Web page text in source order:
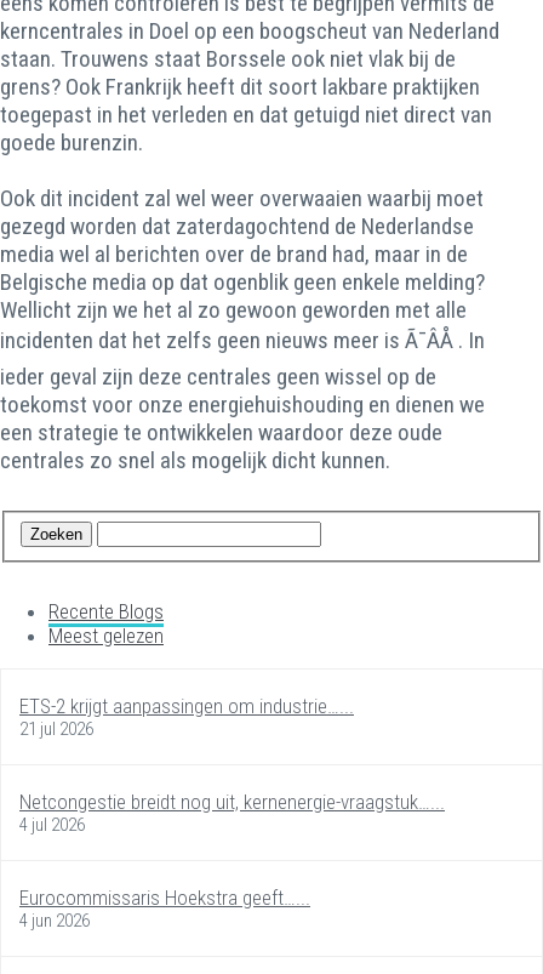
kerncentrales in Doel op een boogscheut van Nederland
staan. Trouwens staat Borssele ook niet vlak bij de
grens? Ook Frankrijk heeft dit soort lakbare praktijken
toegepast in het verleden en dat getuigd niet direct van
goede burenzin.
Ook dit incident zal wel weer overwaaien waarbij moet
gezegd worden dat zaterdagochtend de Nederlandse
media wel al berichten over de brand had, maar in de
Belgische media op dat ogenblik geen enkele melding?
Wellicht zijn we het al zo gewoon geworden met alle
incidenten dat het zelfs geen nieuws meer is Ã¯ÂÅ . In
ieder geval zijn deze centrales geen wissel op de
toekomst voor onze energiehuishouding en dienen we
een strategie te ontwikkelen waardoor deze oude
centrales zo snel als mogelijk dicht kunnen.
Recente Blogs
Meest gelezen
ETS-2 krijgt aanpassingen om industrie…...
21 jul 2026
Netcongestie breidt nog uit, kernenergie-vraagstuk…...
4 jul 2026
Eurocommissaris Hoekstra geeft…...
4 jun 2026